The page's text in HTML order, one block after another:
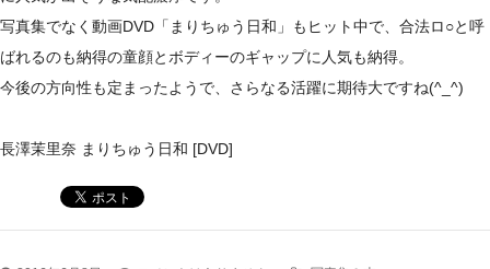
写真集でなく動画DVD「まりちゅう日和」もヒット中で、合法ロ○と呼
ばれるのも納得の童顔とボディーのギャップに人気も納得。
今後の方向性も定まったようで、さらなる活躍に期待大ですね(^_^)
長澤茉里奈 まりちゅう日和 [DVD]